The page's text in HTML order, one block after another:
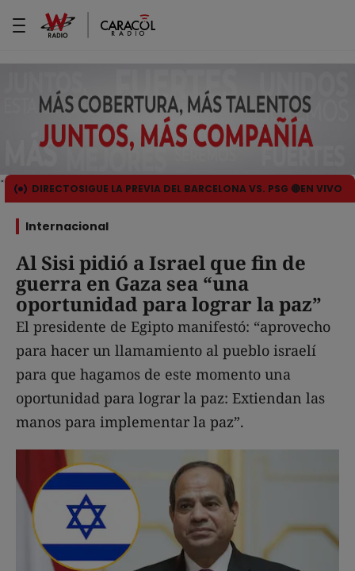
DIRECTOSIGUE LA PREVIA DEL BARCELONA VS. PSG 🔴EN VIVO
Internacional
Al Sisi pidió a Israel que fin de
guerra en Gaza sea “una
oportunidad para lograr la paz”
El presidente de Egipto manifestó: “aprovecho
para hacer un llamamiento al pueblo israelí
para que hagamos de este momento una
oportunidad para lograr la paz: Extiendan las
manos para implementar la paz”.